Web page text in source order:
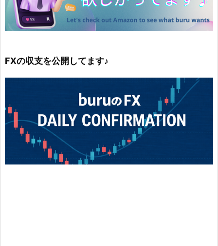
FXの収支を公開してます♪